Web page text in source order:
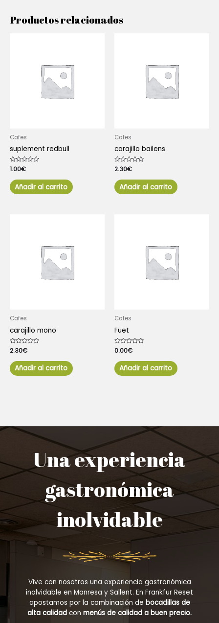
Productos relacionados
Cafes
suplement redbull
Valorado
con
de
5
1.00€
Añadir al carrito
Cafes
carajillo bailens
Valorado
con
de
5
2.30€
Añadir al carrito
Cafes
carajillo mono
Valorado
con
de
5
2.30€
Añadir al carrito
Cafes
Fuet
Valorado
con
de
5
0.00€
Añadir al carrito
Una experiencia
gastronómica
inolvidable
Vive con nosotros una experiencia gastronómica
inolvidable en Manresa y Sallent. En Frankfur Reset
apostamos por la combinación de bocadillas de
alta calidad con menús de calidad a buen precio.